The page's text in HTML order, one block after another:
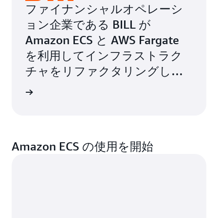
ファイナンシャルオペレーシ
ョン企業である BILL が
Amazon ECS と AWS Fargate
を利用してインフラストラク
チャをリファクタリングし、
成長をサポートした方法をご
Amazon ECS の使用を開始